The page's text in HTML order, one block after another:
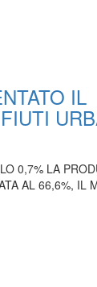
IL
0,7% LA
AL 66,6%, IL